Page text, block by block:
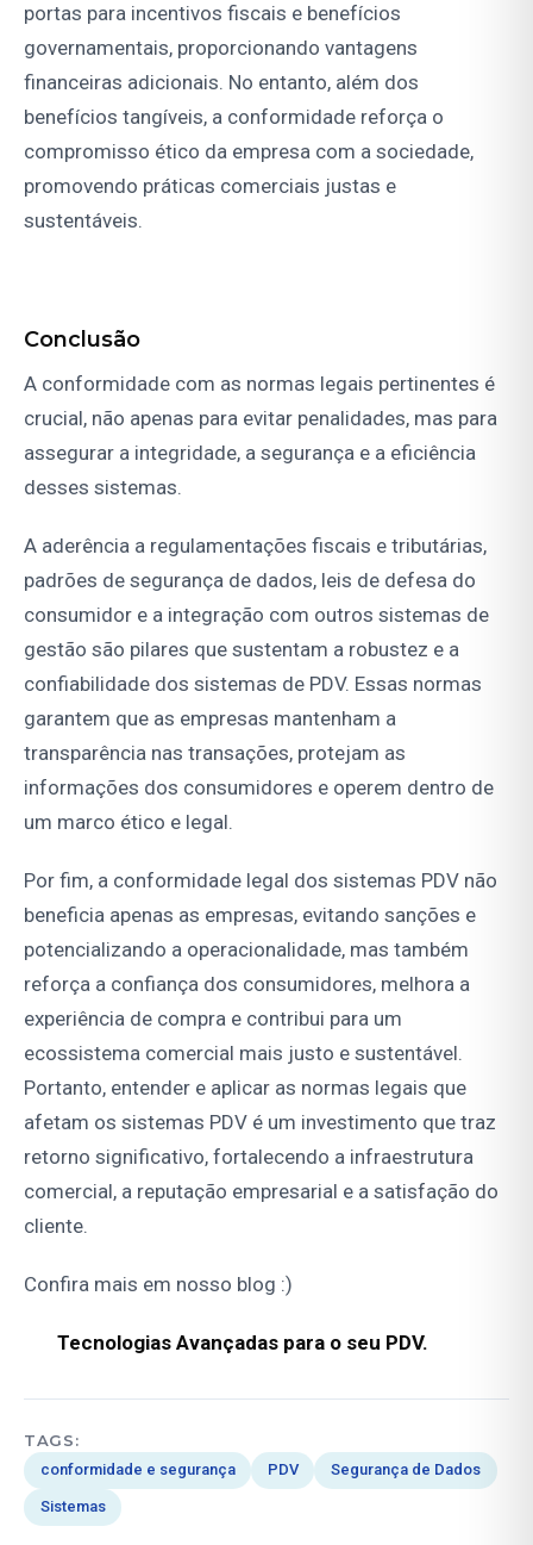
portas para incentivos fiscais e benefícios
governamentais, proporcionando vantagens
financeiras adicionais. No entanto, além dos
benefícios tangíveis, a conformidade reforça o
compromisso ético da empresa com a sociedade,
promovendo práticas comerciais justas e
sustentáveis.
Conclusão
A conformidade com as normas legais pertinentes é
crucial, não apenas para evitar penalidades, mas para
assegurar a integridade, a segurança e a eficiência
desses sistemas.
A aderência a regulamentações fiscais e tributárias,
padrões de segurança de dados, leis de defesa do
consumidor e a integração com outros sistemas de
gestão são pilares que sustentam a robustez e a
confiabilidade dos sistemas de PDV. Essas normas
garantem que as empresas mantenham a
transparência nas transações, protejam as
informações dos consumidores e operem dentro de
um marco ético e legal.
Por fim, a conformidade legal dos sistemas PDV não
beneficia apenas as empresas, evitando sanções e
potencializando a operacionalidade, mas também
reforça a confiança dos consumidores, melhora a
experiência de compra e contribui para um
ecossistema comercial mais justo e sustentável.
Portanto, entender e aplicar as normas legais que
afetam os sistemas PDV é um investimento que traz
retorno significativo, fortalecendo a infraestrutura
comercial, a reputação empresarial e a satisfação do
cliente.
Confira mais em nosso blog :)
Tecnologias Avançadas para o seu PDV.
TAGS:
conformidade e segurança PDV Segurança de Dados
Sistemas